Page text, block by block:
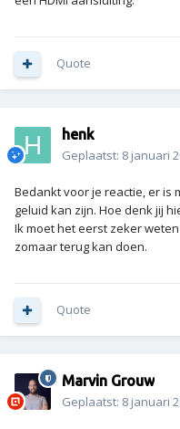
Quote
henk
Geplaatst: 8 januari
Bedankt voor je reactie, er is
geluid kan zijn. Hoe denk jij
Ik moet het eerst zeker
zomaar terug kan doen.
Quote
Marvin Grouw
Geplaatst: 8 januari